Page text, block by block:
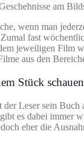
am
wenn man
fast
jeweiligen Film
aus den
Stück schauen
Leser sein
es dabei immer
eher die